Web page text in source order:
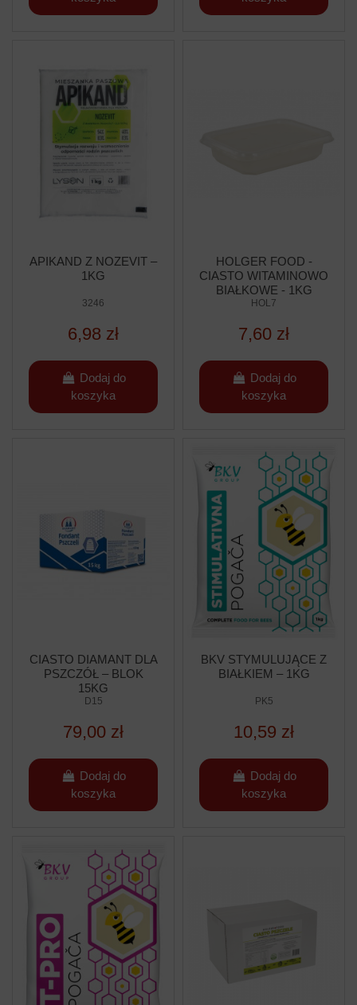
APIKAND Z NOZEVIT –
1KG
3246
6,98 zł
Dodaj do
koszyka
HOLGER FOOD -
CIASTO WITAMINOWO
BIAŁKOWE - 1KG
HOL7
7,60 zł
Dodaj do
koszyka
CIASTO DIAMANT DLA
PSZCZÓŁ – BLOK
15KG
D15
79,00 zł
Dodaj do
koszyka
BKV STYMULUJĄCE Z
BIAŁKIEM – 1KG
PK5
10,59 zł
Dodaj do
koszyka